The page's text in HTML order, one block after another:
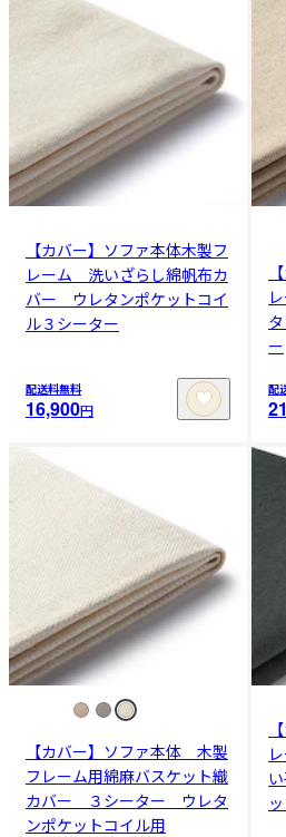
【カバー】ソファ本体木製フ
レーム 洗いざらし綿帆布カ
バー ウレタンポケットコイ
ル３シーター
配送料無料
16,900円
ー
配
【カバー】ソファ本体 木製
フレーム用綿麻バスケット織
カバー ３シーター ウレタ
ンポケットコイル用